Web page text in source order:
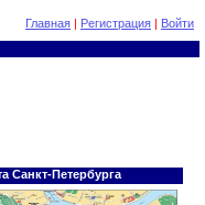
Главная | Регистрация | Войти
Санкт-Петербурга